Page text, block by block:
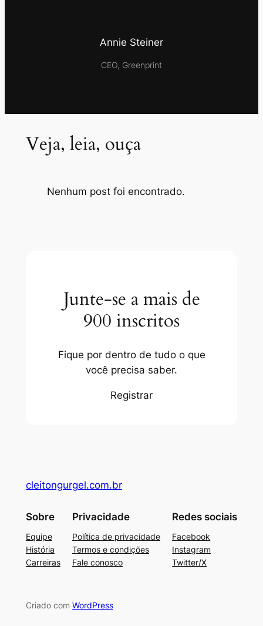
Annie Steiner
CEO, Greenprint
Veja, leia, ouça
Nenhum post foi encontrado.
Junte-se a mais de
900 inscritos
Fique por dentro de tudo o que
você precisa saber.
Registrar
cleitongurgel.com.br
Sobre
Equipe
História
Carreiras
Privacidade
Política de privacidade
Termos e condições
Fale conosco
Redes sociais
Facebook
Instagram
Twitter/X
Criado com WordPress